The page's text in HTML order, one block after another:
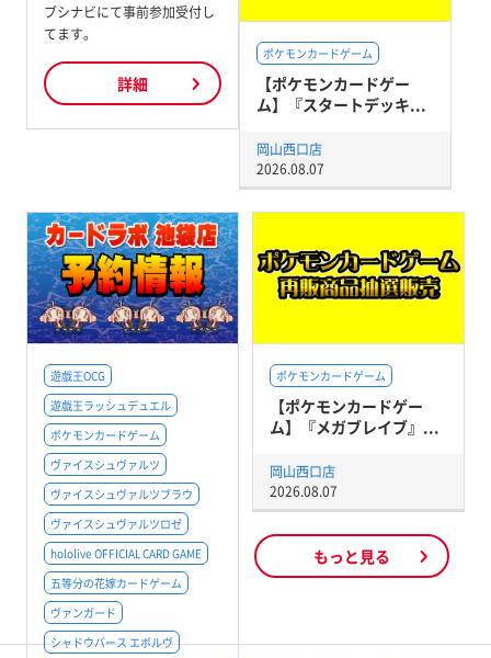
ブシナビにて事前参加受付し
てます。
詳細
ポケモンカードゲーム
【ポケモンカードゲー
ム】『スタートデッキ...
岡山西口店
2026.08.07
ポケモンカードゲーム
【ポケモンカードゲー
ム】『メガブレイブ』...
岡山西口店
2026.08.07
遊戯王OCG
遊戯王ラッシュデュエル
ポケモンカードゲーム
ヴァイスシュヴァルツ
ヴァイスシュヴァルツブラウ
ヴァイスシュヴァルツロゼ
hololive OFFICIAL CARD GAME
五等分の花嫁カードゲーム
ヴァンガード
シャドウバース エボルヴ
もっと見る